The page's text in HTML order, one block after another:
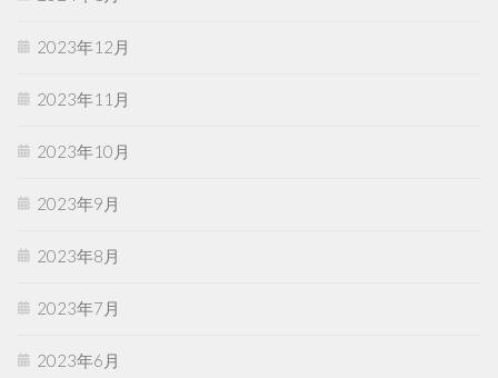
2023年12月
2023年11月
2023年10月
2023年9月
2023年8月
2023年7月
2023年6月